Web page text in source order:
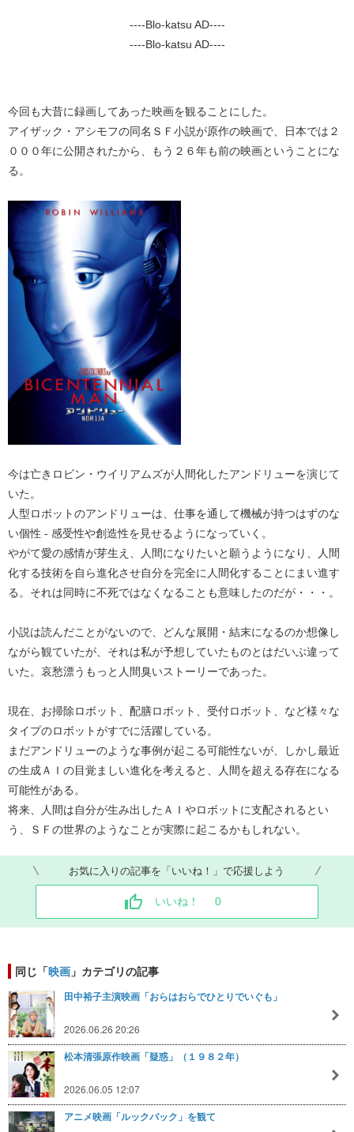
----Blo-katsu AD----
----Blo-katsu AD----
今回も大昔に録画してあった映画を観ることにした。
アイザック・アシモフの同名ＳＦ小説が原作の映画で、日本では２
０００年に公開されたから、もう２６年も前の映画ということにな
る。
今は亡きロビン・ウイリアムズが人間化したアンドリューを演じて
いた。
人型ロボットのアンドリューは、仕事を通して機械が持つはずのな
い個性 - 感受性や創造性を見せるようになっていく。
やがて愛の感情が芽生え、人間になりたいと願うようになり、人間
化する技術を自ら進化させ自分を完全に人間化することにまい進す
る。それは同時に不死ではなくなることも意味したのだが・・・。
小説は読んだことがないので、どんな展開・結末になるのか想像し
ながら観ていたが、それは私が予想していたものとはだいぶ違って
いた。哀愁漂うもっと人間臭いストーリーであった。
現在、お掃除ロボット、配膳ロボット、受付ロボット、など様々な
タイプのロボットがすでに活躍している。
まだアンドリューのような事例が起こる可能性ないが、しかし最近
の生成ＡＩの目覚ましい進化を考えると、人間を超える存在になる
可能性がある。
将来、人間は自分が生み出したＡＩやロボットに支配されるとい
う、ＳＦの世界のようなことが実際に起こるかもしれない。
お気に入りの記事を「いいね！」で応援しよう
いいね！ 0
同じ「映画 」カテゴリの記事
田中裕子主演映画「おらはおらでひとりでいぐも」
2026.06.26 20:26
松本清張原作映画「疑惑」（１９８２年）
2026.06.05 12:07
アニメ映画「ルックバック」を観て